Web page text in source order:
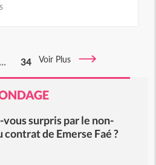
... 34 Voir Plus
surpris par le non-
de Emerse Faé ?